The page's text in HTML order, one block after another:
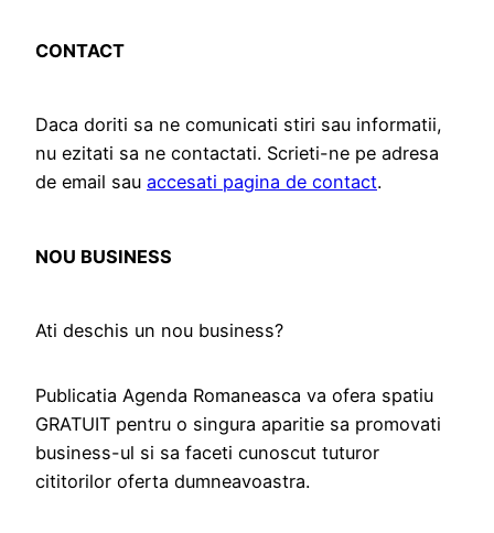
CONTACT
Daca doriti sa ne comunicati stiri sau informatii,
nu ezitati sa ne contactati. Scrieti-ne pe adresa
de email sau accesati pagina de contact.
NOU BUSINESS
Ati deschis un nou business?
Publicatia Agenda Romaneasca va ofera spatiu
GRATUIT pentru o singura aparitie sa promovati
business-ul si sa faceti cunoscut tuturor
cititorilor oferta dumneavoastra.